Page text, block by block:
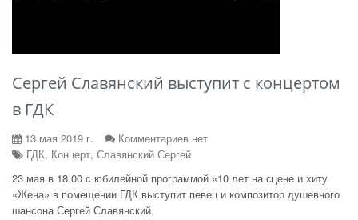
Сергей Славянский выступит с концертом
в ГДК
13 мая 2019 г.
Комментариев нет
ГДК, Концерт, Славянский Сергей
23 мая в 18.00 с юбилейной программой «10 лет на сцене и хиту
«Жена» в помещении ГДК выступит певец и композитор душевного
шансона Сергей Славянский.